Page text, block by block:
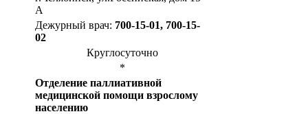
А
Дежурный врач: 700-15-01, 700-15-
02
Круглосуточно
*
Отделение паллиативной
медицинской помощи взрослому
населению